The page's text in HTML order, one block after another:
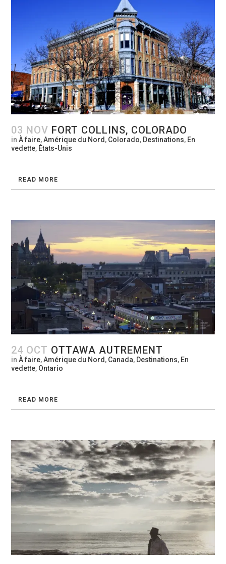
03 NOV FORT COLLINS, COLORADO
inÀ faire,Amérique du Nord , Colorado, Destinations, En
vedette, États-Unis
READ MORE
24 OCT OTTAWA AUTREMENT
inÀ faire,Amérique du Nord , Canada, Destinations, En
vedette, Ontario
READ MORE